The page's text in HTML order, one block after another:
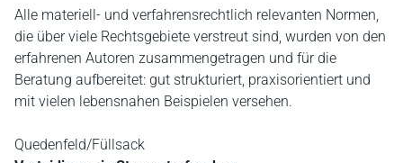
Alle materiell- und verfahrensrechtlich relevanten Normen,
die über viele Rechtsgebiete verstreut sind, wurden von den
erfahrenen Autoren zusammengetragen und für die
Beratung aufbereitet: gut strukturiert, praxisorientiert und
mit vielen lebensnahen Beispielen versehen.
Quedenfeld/Füllsack